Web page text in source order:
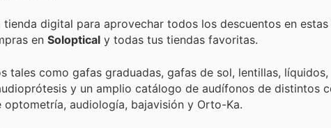
digital para aprovechar todos los descuentos en estas
en Soloptical y todas tus tiendas favoritas.
como gafas graduadas, gafas de sol, lentillas, líquidos,
y un amplio catálogo de audífonos de distintos
audiología, bajavisión y Orto-Ka.